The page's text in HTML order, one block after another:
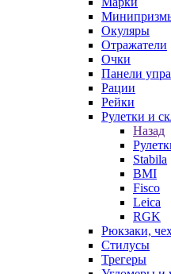
Окуляры
Отражатели
Очки
Панели
Рации
Рейки
Рулетки и
Назад
Stabila
BMI
Fisco
Leica
RGK
Рюкзаки,
Стилусы
Трегеры